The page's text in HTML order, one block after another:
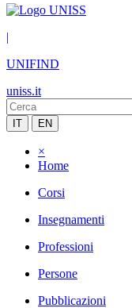
|
UNIFIND
uniss.it
IT EN
×
Home
Corsi
Insegnamenti
Professioni
Persone
Pubblicazioni